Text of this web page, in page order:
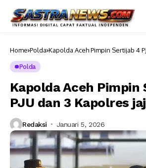
Home Polda Kapolda Aceh Pimpin Sertijab 4
Polda
Kapolda Aceh Pimpin
PJU dan 3 Kapolres
Redaksi Januari 5, 2026